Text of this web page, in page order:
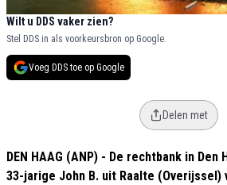
Wilt u DDS vaker zien?
Stel DDS in als voorkeursbron op Google.
Voeg DDS toe op Google
Delen met
DEN HAAG (ANP) - De rechtbank in
33-jarige John B. uit Raalte